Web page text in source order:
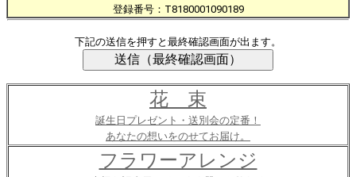
登録番号：T8180001090189
下記の送信を押すと最終確認画面が出ます。
花 束
誕生日プレゼント・送別会の定番！
あなたの想いをのせてお届け。
フラワーアレンジ